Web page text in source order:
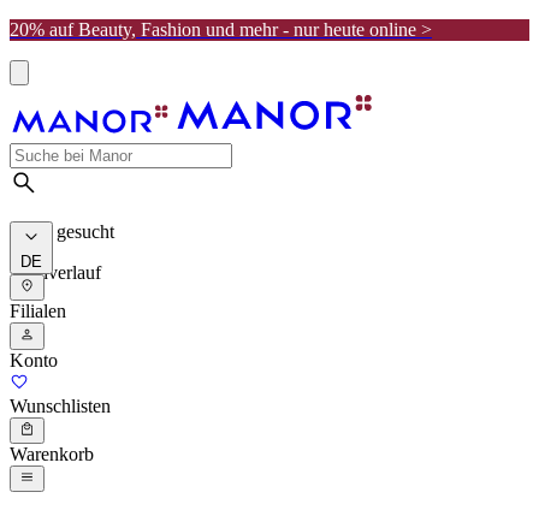
20% auf Beauty, Fashion und mehr - nur heute online >
Meist gesucht
Suchverlauf
DE
Filialen
Konto
Wunschlisten
Warenkorb